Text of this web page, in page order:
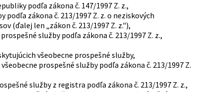
podľa zákona č. 147/1997 Z. z.,
zákona č. 213/1997 Z. z. o neziskových
(ďalej len „zákon č. 213/1997 Z. z."),
služby podľa zákona č. 213/1997 Z. z.,
všeobecne prospešné služby,
prospešné služby podľa zákona č. 213/1997 Z.
služby z registra podľa zákona č. 213/1997 Z. z.,